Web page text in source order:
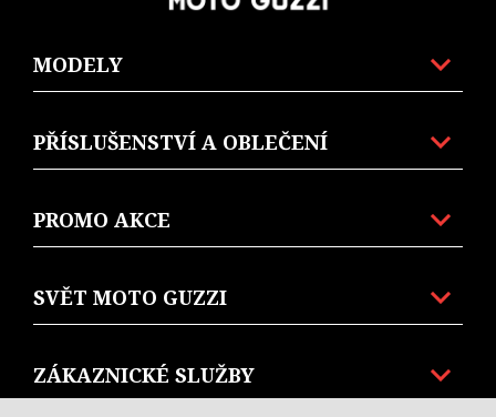
MODELY
PŘÍSLUŠENSTVÍ A OBLEČENÍ
PROMO AKCE
SVĚT MOTO GUZZI
ZÁKAZNICKÉ SLUŽBY